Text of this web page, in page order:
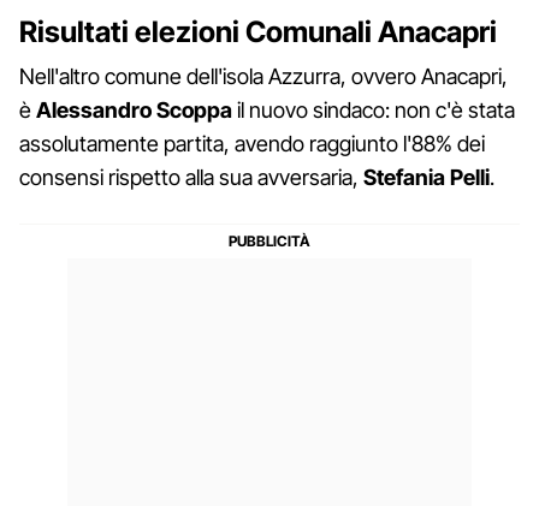
Risultati elezioni Comunali Anacapri
Nell'altro comune dell'isola Azzurra, ovvero Anacapri,
èAlessandro Scoppail nuovo sindaco: non c'è stata
assolutamente partita, avendo raggiunto l'88% dei
consensi rispetto alla sua avversaria, Stefania Pelli.